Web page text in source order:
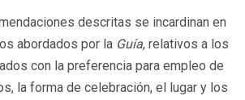
descritas se incardinan en
abordados por la Guía, relativos a los
con la preferencia para empleo de
la forma de celebración, el lugar y los